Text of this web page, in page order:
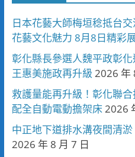
日本花藝大師梅垣稔抵台
花藝文化魅力 8月8日精彩
彰化縣長參選人魏平政彰
王惠美施政再升級 2026 年
救護量能再升級！彰化聯
配全自動電動擔架床 2026
中正地下道排水溝夜間清
2026 年 8 月 7 日